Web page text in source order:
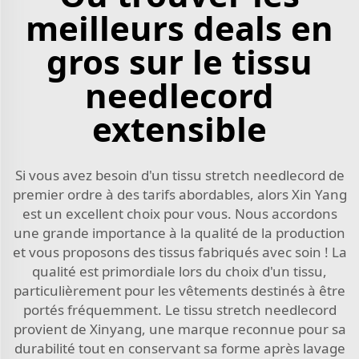
meilleurs deals en
gros sur le tissu
needlecord
extensible
Si vous avez besoin d'un tissu stretch needlecord de
premier ordre à des tarifs abordables, alors Xin Yang
est un excellent choix pour vous. Nous accordons
une grande importance à la qualité de la production
et vous proposons des tissus fabriqués avec soin ! La
qualité est primordiale lors du choix d'un tissu,
particulièrement pour les vêtements destinés à être
portés fréquemment. Le tissu stretch needlecord
provient de Xinyang, une marque reconnue pour sa
durabilité tout en conservant sa forme après lavage